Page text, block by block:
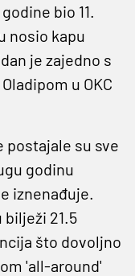
bio 11.
nosio kapu
je zajedno s
u OKC
postajale su sve
godinu
iznenađuje.
bilježi 21.5
što dovoljno
'all-around'